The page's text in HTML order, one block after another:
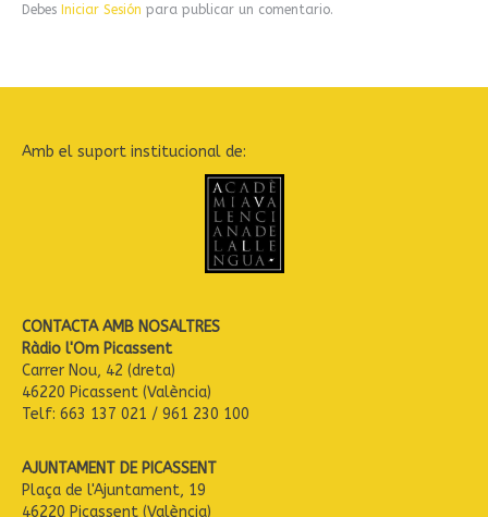
Debes Iniciar Sesión para publicar un comentario.
Amb el suport institucional de:
CONTACTA AMB NOSALTRES
Ràdio l'Om Picassent
Carrer Nou, 42 (dreta)
46220 Picassent (València)
Telf: 663 137 021 / 961 230 100
AJUNTAMENT DE PICASSENT
Plaça de l'Ajuntament, 19
46220 Picassent (València)